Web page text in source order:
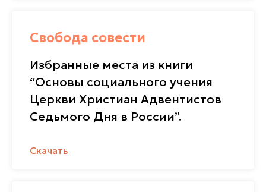
Свобода совести
Избранные места из книги
“Основы социального учения
Церкви Христиан Адвентистов
Седьмого Дня в России”.
Скачать
© Телеканал Надежда, 2014-2026
Политика конфиденциальности
Свидетельство о регистрации СМИ